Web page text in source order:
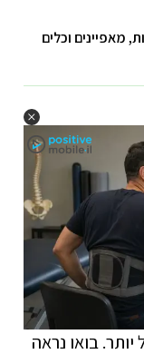
מאפיינים וכלים
בואו נראה